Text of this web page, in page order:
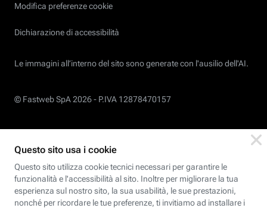
Modifica preferenze cookie
Dichiarazione di accessibilità
Le immagini all’interno del sito sono generate con l'ausilio dell'AI.
© Fastweb SpA 2026 - P.IVA 12878470157